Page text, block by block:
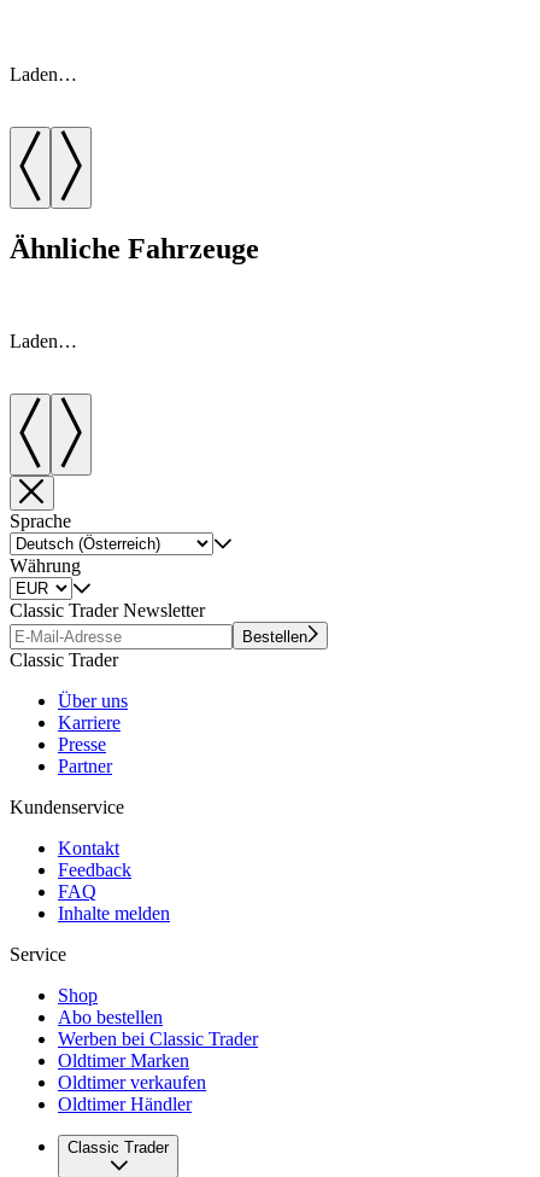
Laden…
Ähnliche Fahrzeuge
Laden…
Sprache
Währung
Classic Trader Newsletter
Bestellen
Classic Trader
Über uns
Karriere
Presse
Partner
Kundenservice
Kontakt
Feedback
FAQ
Inhalte melden
Service
Shop
Abo bestellen
Werben bei Classic Trader
Oldtimer Marken
Oldtimer verkaufen
Oldtimer Händler
Classic Trader